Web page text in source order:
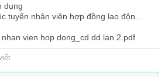
dụng
tuyển nhân viên hợp đồng lao độn...
vien hop dong_cd dd lan 2.pdf